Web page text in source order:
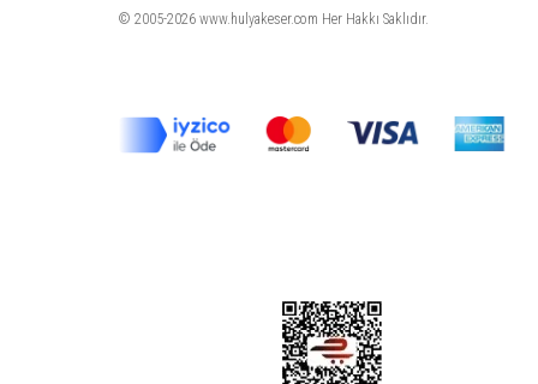
© 2005-2026 www.hulyakeser.com Her Hakkı Saklıdır.